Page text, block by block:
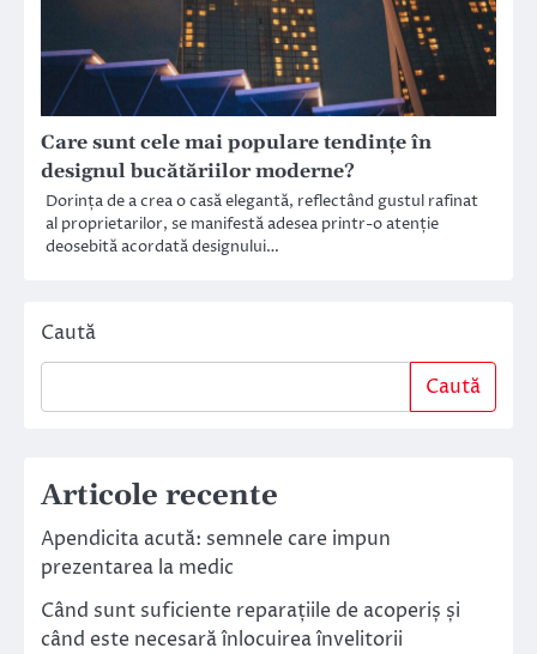
Care sunt cele mai populare tendințe în
designul bucătăriilor moderne?
Dorința de a crea o casă elegantă, reflectând gustul rafinat
al proprietarilor, se manifestă adesea printr-o atenție
deosebită acordată designului…
Caută
Caută
Articole recente
Apendicita acută: semnele care impun
prezentarea la medic
Când sunt suficiente reparațiile de acoperiș și
când este necesară înlocuirea învelitorii